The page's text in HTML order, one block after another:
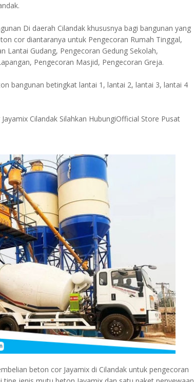
Di daerah Cilandak khususnya bagi bangunan yang
cor diantaranya untuk Pengecoran Rumah Tinggal,
Lantai Gudang, Pengecoran Gedung Sekolah,
Pengecoran Masjid, Pengecoran Greja.
bangunan betingkat lantai 1, lantai 2, lantai 3, lantai 4
Cilandak Silahkan HubungiOfficial Store Pusat
beton cor Jayamix di Cilandak untuk pengecoran